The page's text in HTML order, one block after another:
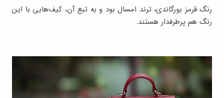
رنگ قرمز بورگاندی، ترند امسال بود و به تبع آن، کیف‌هایی با این
رنگ هم پرطرفدار هستند.